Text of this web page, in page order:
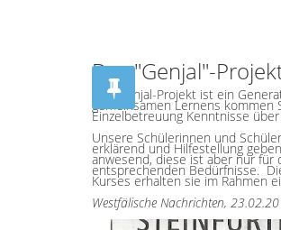
Das "Genjal"-
Das Genjal-Projekt ist ein
gemeinsamen Lernens kommen
Einzelbetreuung Kenntnisse
Unsere Schülerinnen und
erklärend und Hilfestellung
anwesend, diese ist aber nur für
entsprechenden Bedürfnisse.
Kurses erhalten sie im Rahmen
Westfälische Nachrichten,